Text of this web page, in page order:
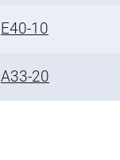
E40-10
A33-20